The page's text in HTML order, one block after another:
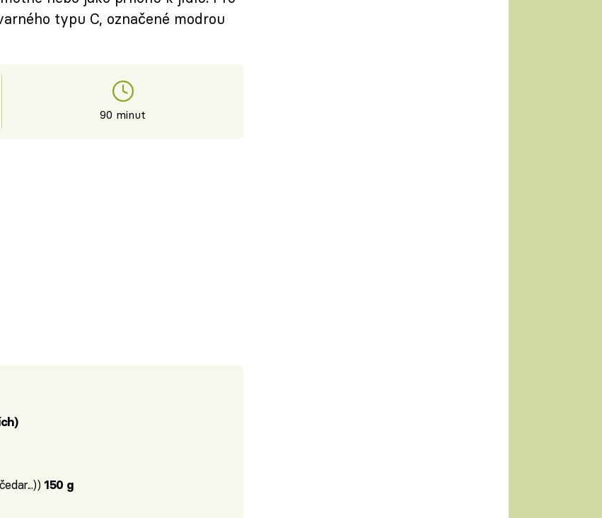
typu C, označené modrou
90 minut
150 g